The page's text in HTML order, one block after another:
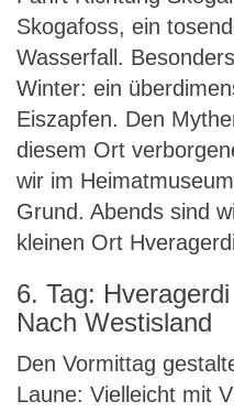
Skogafoss, ein
Wasserfall.
Winter: ein
Eiszapfen. Den
diesem Ort
wir im
Grund. Abends sind
kleinen Ort
6. Tag:
Nach Westisland
Den Vormittag
Laune: Vielleicht mit